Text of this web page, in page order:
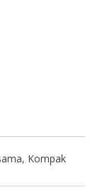
Kompak